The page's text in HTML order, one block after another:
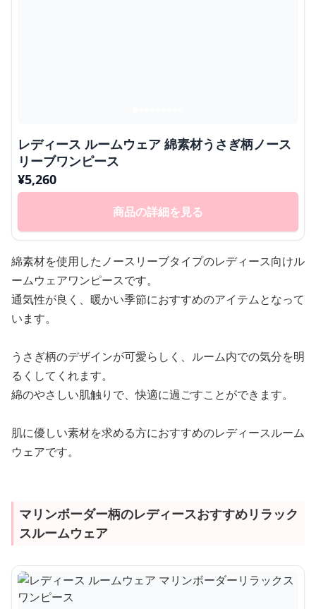
レディース ルームウェア 綿素材うさぎ柄ノース
リーブワンピース
¥5,260
商品の詳細を見る
綿素材を使用したノースリーブタイプのレディース向けル
ームウェアワンピースです。
通気性が良く、暖かい季節におすすめのアイテムとなって
います。
うさぎ柄のデザインが可愛らしく、ルーム内での気分を明
るくしてくれます。
綿のやさしい肌触りで、快適に過ごすことができます。
肌に優しい素材を求める方におすすめのレディースルーム
ウェアです。
マリンボーダー柄のレディースおすすめリラック
スルームウェア